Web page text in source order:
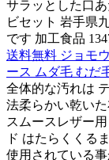
サラッとした口
ビセット 岩手県
です 加工食品
送料無料 ジョモ
ース ムダ毛 むだ
全体的な汚れは
法柔らかい乾い
スムースレザー
ド はたらくくる
使用されている